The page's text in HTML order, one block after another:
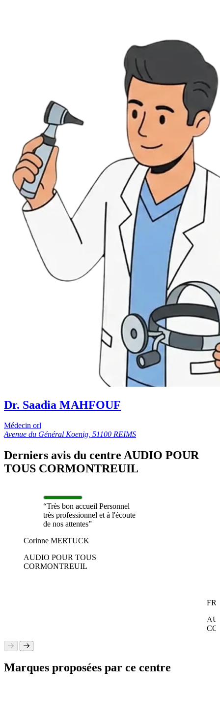
Dr. Saadia MAHFOUF
Médecin orl
Avenue du Général Koenig, 51100 REIMS
Derniers avis du centre AUDIO POUR
TOUS CORMONTREUIL
“Très bon accueil Personnel
très professionnel et à l'écoute
de nos attentes”
Corinne MERTUCK
AUDIO POUR TOUS
CORMONTREUIL
Marques proposées par ce centre